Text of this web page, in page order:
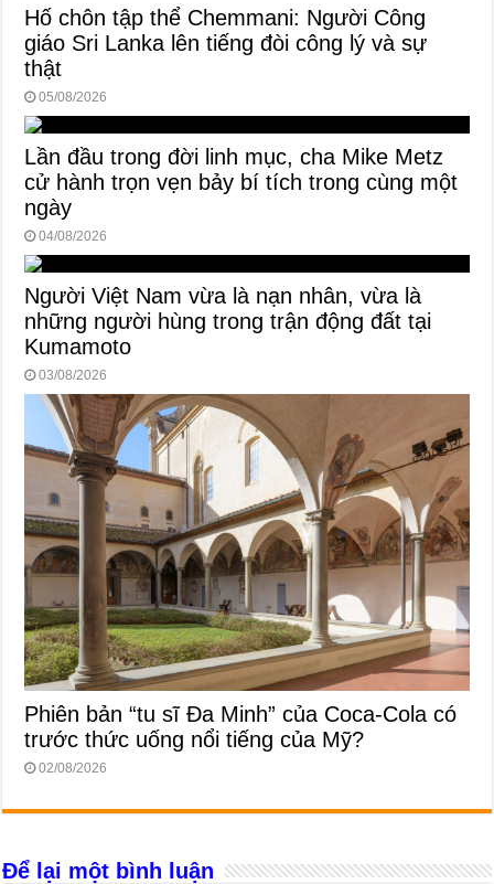
Hố chôn tập thể Chemmani: Người Công
giáo Sri Lanka lên tiếng đòi công lý và sự
thật
05/08/2026
Lần đầu trong đời linh mục, cha Mike Metz
cử hành trọn vẹn bảy bí tích trong cùng một
ngày
04/08/2026
Người Việt Nam vừa là nạn nhân, vừa là
những người hùng trong trận động đất tại
Kumamoto
03/08/2026
Phiên bản “tu sĩ Đa Minh” của Coca-Cola có
trước thức uống nổi tiếng của Mỹ?
02/08/2026
Để lại một bình luận